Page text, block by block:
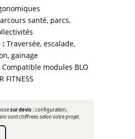
santé, parcs,
: Traversée, escalade,
gainage
Compatible modules BLO
FITNESS
sur devis: configuration,
sont chiffrees selon votre projet.